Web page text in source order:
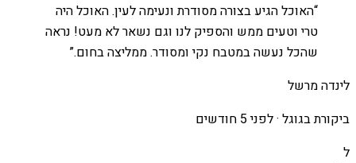
“האוכל הגיע בצורה מסודרת ונעימה לעין. האוכל היה
טרי וטעים ממש והספיק לנו וגם נשאר לא מעט! נראה
שהכל נעשה במטבח נקי ומסודר. ממליצה בחום.”
לינדה מרשל
ביקורת בגוגל ·לפני 5 חודשים
ל